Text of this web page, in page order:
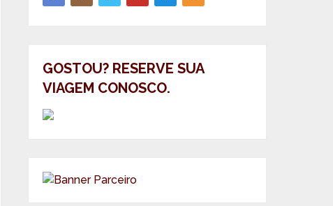
GOSTOU? RESERVE SUA
VIAGEM CONOSCO.